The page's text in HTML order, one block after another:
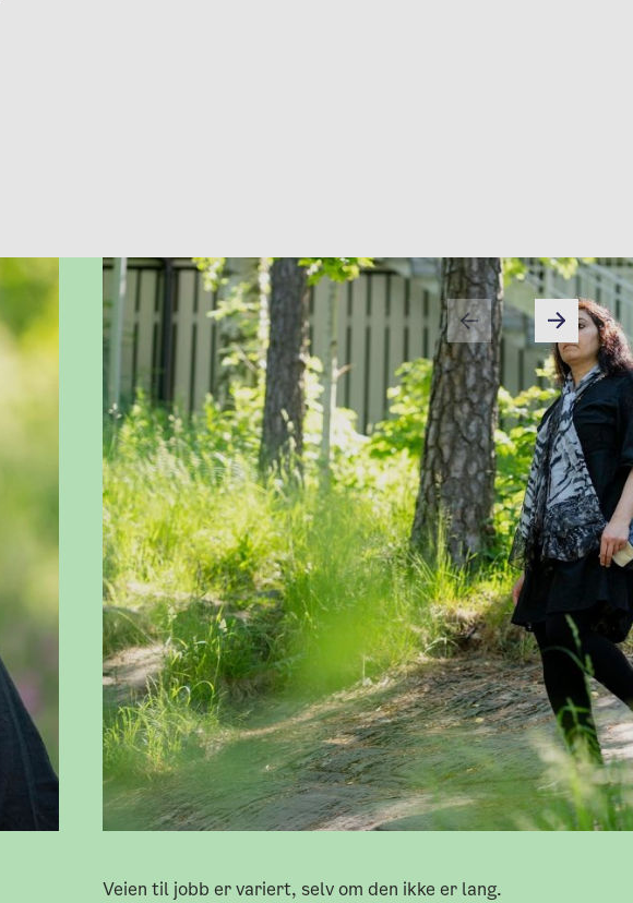
Veien til jobb er variert, selv om den ikke er lang.